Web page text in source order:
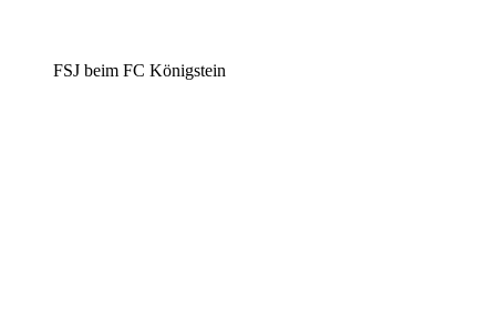
FSJ beim FC Königstein